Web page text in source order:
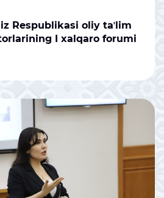
Respublikasi oliy taʼlim
I xalqaro forumi